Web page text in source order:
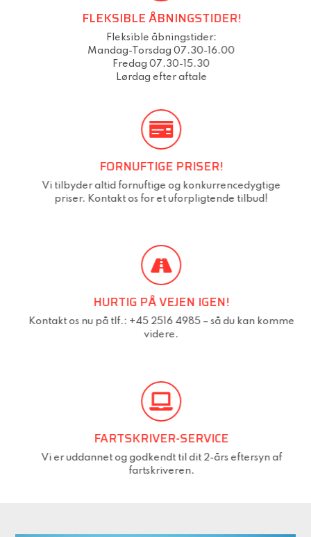
FLEKSIBLE ÅBNINGSTIDER!
​Fleksible åbningstider:
Mandag-Torsdag 07.30-16.00
Fredag 07.30-15.30
Lørdag efter aftale
FORNUFTIGE PRISER!
Vi tilbyder altid fornuftige og konkurrencedygtige
priser. Kontakt os for et uforpligtende tilbud!
HURTIG PÅ VEJEN IGEN!
Kontakt os nu på tlf.: +45 2516 4985 – så du kan komme
videre.
FARTSKRIVER-SERVICE
Vi er uddannet og godkendt til dit 2-års eftersyn af
fartskriveren.